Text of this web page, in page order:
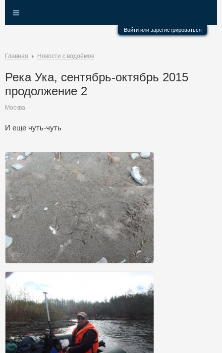
≡
Войти или зарегистрироваться
Главная Новости с водоёмов
Река Ука, сентябрь-октябрь 2015
продолжение 2
Москва
И еще чуть-чуть